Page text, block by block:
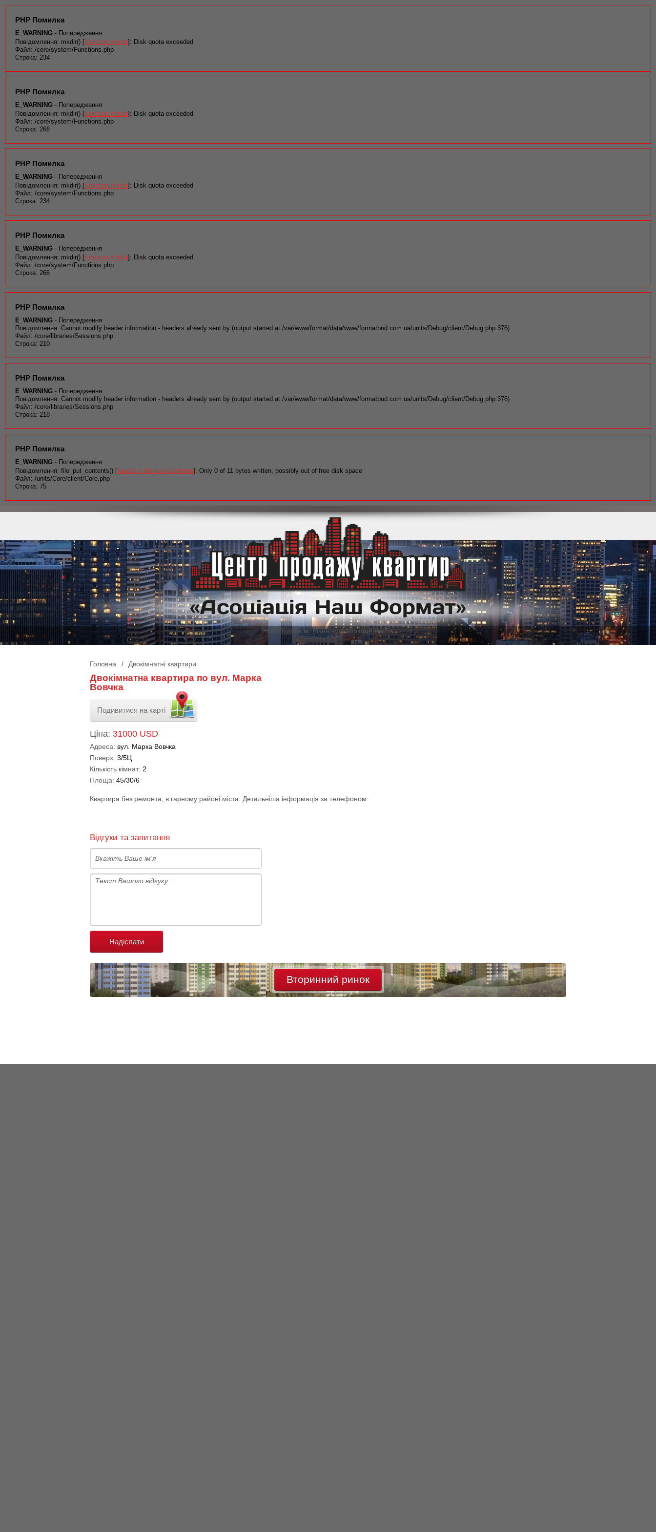
PHP Помилка
E_WARNING - Попередження
Повідомлення: mkdir() [function.mkdir]: Disk quota exceeded
Файл: /core/system/Functions.php
Строка: 234
PHP Помилка
E_WARNING - Попередження
Повідомлення: mkdir() [function.mkdir]: Disk quota exceeded
Файл: /core/system/Functions.php
Строка: 266
PHP Помилка
E_WARNING - Попередження
Повідомлення: mkdir() [function.mkdir]: Disk quota exceeded
Файл: /core/system/Functions.php
Строка: 234
PHP Помилка
E_WARNING - Попередження
Повідомлення: mkdir() [function.mkdir]: Disk quota exceeded
Файл: /core/system/Functions.php
Строка: 266
PHP Помилка
E_WARNING - Попередження
Повідомлення: Cannot modify header information - headers already sent by (output started at /var/www/format/data/www/formatbud.com.ua/units/Debug/client/Debug.php:376)
Файл: /core/libraries/Sessions.php
Строка: 210
PHP Помилка
E_WARNING - Попередження
Повідомлення: Cannot modify header information - headers already sent by (output started at /var/www/format/data/www/formatbud.com.ua/units/Debug/client/Debug.php:376)
Файл: /core/libraries/Sessions.php
Строка: 218
PHP Помилка
E_WARNING - Попередження
Повідомлення: file_put_contents() [function.file-put-contents]: Only 0 of 11 bytes written, possibly out of free disk space
Файл: /units/Core/client/Core.php
Строка: 75
Головна / Двокімнатні квартири
Двокімнатна квартира по вул. Марка
Вовчка
Подивитися на карті
Ціна: 31000 USD
Адреса: вул. Марка Вовчка
Поверх: 3/5Ц
Кількість кімнат: 2
Площа: 45/30/6
Квартира без ремонта, в гарному районі міста. Детальніша інформація за телефоном.
Відгуки та запитання
Надіслати
Вторинний ринок
Новобудова м. Рівне,вул. Мірющенка 5а